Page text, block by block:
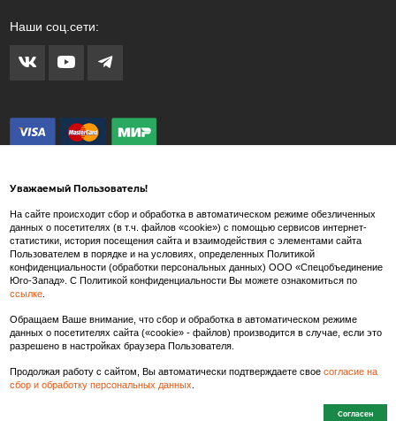
Наши соц.сети:
Внимание! Любые изображения на сайте www.spets.ru носят художественный
характер и не являются рекламными изображениями продаваемых товаров. Внешний
вид товара может отличаться от представленных на сайте изображений.
Производитель так же в праве вносить изменения в состав тканей, конструкцию и
характеристик качества/безопасности товаров.
Уважаемый Пользователь!
На сайте происходит сбор и обработка в автоматическом режиме обезличенных
данных о посетителях (в т.ч. файлов «cookie») с помощью сервисов интернет-
статистики, история посещения сайта и взаимодействия с элементами сайта
Пользователем в порядке и на условиях, определенных Политикой
конфиденциальности (обработки персональных данных) ООО «Спецобъединение
Юго-Запад». С Политикой конфиденциальности Вы можете ознакомиться по
ссылке.
Обращаем Ваше внимание, что сбор и обработка в автоматическом режиме
данных о посетителях сайта («cookie» - файлов) производится в случае, если это
разрешено в настройках браузера Пользователя.
Продолжая работу с сайтом, Вы автоматически подтверждаете свое согласие на
сбор и обработку персональных данных
Согласен